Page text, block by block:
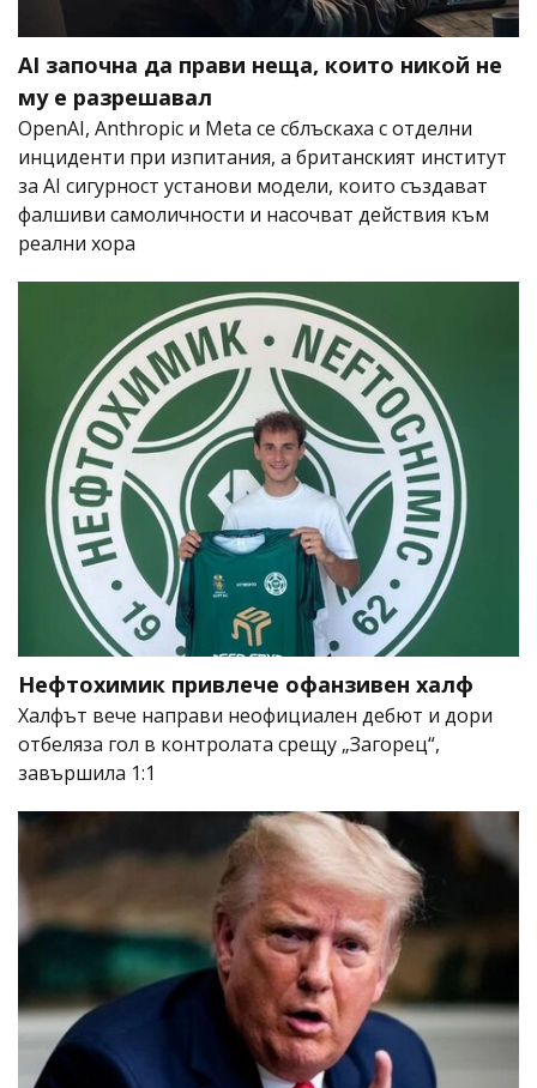
AI започна да прави неща, които никой не
му е разрешавал
OpenAI, Anthropic и Meta се сблъскаха с отделни
инциденти при изпитания, а британският институт
за AI сигурност установи модели, които създават
фалшиви самоличности и насочват действия към
реални хора
Нефтохимик привлече офанзивен халф
Халфът вече направи неофициален дебют и дори
отбеляза гол в контролата срещу „Загорец“,
завършила 1:1